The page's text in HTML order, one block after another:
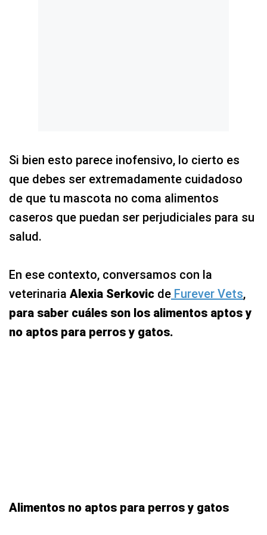
Si bien esto parece inofensivo, lo cierto es
que debes ser extremadamente cuidadoso
de que tu mascota no coma alimentos
caseros que puedan ser perjudiciales para su
salud.
En ese contexto, conversamos con la
veterinaria Alexia Serkovic de Furever Vets,
para saber cuáles son los alimentos aptos y
no aptos para perros y gatos.
Alimentos no aptos para perros y gatos